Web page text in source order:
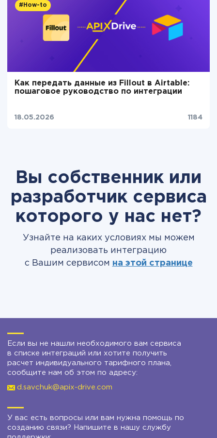
#How-to
Как передать данные из Fillout в Airtable:
пошаговое руководство по интеграции
18.05.2026 1184
Вы собственник или
разработчик сервиса
которого у нас нет?
Узнайте на каких условиях мы можем
реализовать интеграцию
с Вашим сервисом на этой странице
Если вы не нашли необходимого вам сервиса
в списке интеграций или хотите получить
расчет индивидуального тарифного плана,
сообщите нам об этом по адресу:
d.savchuk@apix-drive.com
У вас есть вопросы или вам нужна помощь по
созданию связи? Напишите в нашу службу